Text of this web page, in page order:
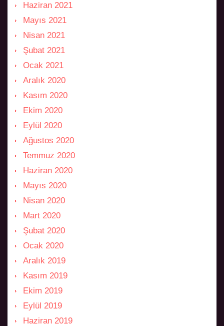
Haziran 2021
Mayıs 2021
Nisan 2021
Şubat 2021
Ocak 2021
Aralık 2020
Kasım 2020
Ekim 2020
Eylül 2020
Ağustos 2020
Temmuz 2020
Haziran 2020
Mayıs 2020
Nisan 2020
Mart 2020
Şubat 2020
Ocak 2020
Aralık 2019
Kasım 2019
Ekim 2019
Eylül 2019
Haziran 2019